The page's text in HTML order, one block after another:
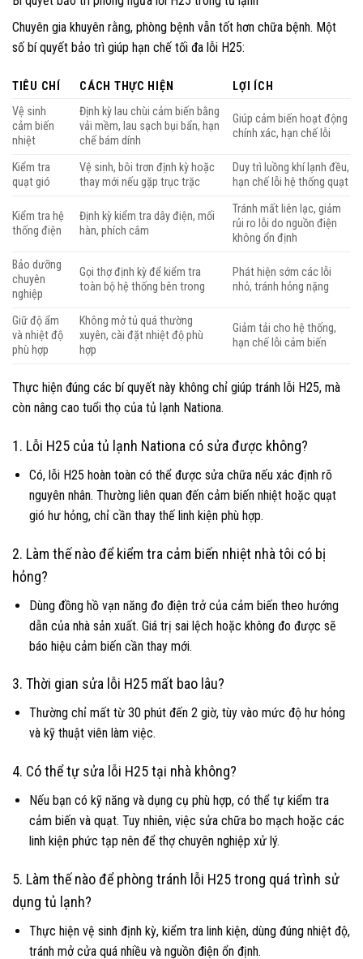
Chuyên gia khuyên rằng, phòng bệnh vẫn tốt hơn chữa bệnh. Một
số bí quyết bảo trì giúp hạn chế tối đa lỗi H25:
TIÊU CHÍ CÁCH THỰC HIỆN
LỢI ÍCH
Vệ sinh
cảm biến
nhiệt
Định kỳ lau chùi cảm biến bằng
vải mềm, lau sạch bụi bẩn, hạn
chế bám dính
Giúp cảm biến hoạt động
chính xác, hạn chế lỗi
Kiểm tra
quạt gió
Vệ sinh, bôi trơn định kỳ hoặc
thay mới nếu gặp trục trặc
Duy trì luồng khí lạnh đều,
hạn chế lỗi hệ thống quạt
Kiểm tra hệ
thống điện
Định kỳ kiểm tra dây điện, mối
hàn, phích cắm
Tránh mất liên lạc, giảm
rủi ro lỗi do nguồn điện
không ổn định
Bảo dưỡng
chuyên
nghiệp
Gọi thợ định kỳ để kiểm tra
toàn bộ hệ thống bên trong
Phát hiện sớm các lỗi
nhỏ, tránh hỏng nặng
Giữ độ ẩm
và nhiệt độ
phù hợp
Không mở tủ quá thường
xuyên, cài đặt nhiệt độ phù
hợp
Giảm tải cho hệ thống,
hạn chế lỗi cảm biến
Thực hiện đúng các bí quyết này không chỉ giúp tránh lỗi H25, mà
còn nâng cao tuổi thọ của tủ lạnh Nationa.
1. Lỗi H25 của tủ lạnh Nationa có sửa được không?
Có, lỗi H25 hoàn toàn có thể được sửa chữa nếu xác định rõ
nguyên nhân. Thường liên quan đến cảm biến nhiệt hoặc quạt
gió hư hỏng, chỉ cần thay thế linh kiện phù hợp.
2. Làm thế nào để kiểm tra cảm biến nhiệt nhà tôi có bị
hỏng?
Dùng đồng hồ vạn năng đo điện trở của cảm biến theo hướng
dẫn của nhà sản xuất. Giá trị sai lệch hoặc không đo được sẽ
báo hiệu cảm biến cần thay mới.
3. Thời gian sửa lỗi H25 mất bao lâu?
Thường chỉ mất từ 30 phút đến 2 giờ, tùy vào mức độ hư hỏng
và kỹ thuật viên làm việc.
4. Có thể tự sửa lỗi H25 tại nhà không?
Nếu bạn có kỹ năng và dụng cụ phù hợp, có thể tự kiểm tra
cảm biến và quạt. Tuy nhiên, việc sửa chữa bo mạch hoặc các
linh kiện phức tạp nên để thợ chuyên nghiệp xử lý.
5. Làm thế nào để phòng tránh lỗi H25 trong quá trình sử
dụng tủ lạnh?
Thực hiện vệ sinh định kỳ, kiểm tra linh kiện, dùng đúng nhiệt độ,
tránh mở cửa quá nhiều và nguồn điện ổn định.